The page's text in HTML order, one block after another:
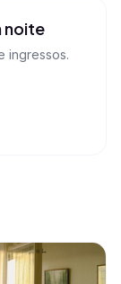
noite
ingressos.